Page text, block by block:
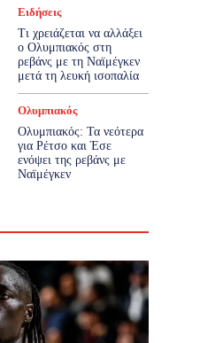
Ειδήσεις
Τι χρειάζεται να αλλάξει
ο Ολυμπιακός στη
ρεβάνς με τη Ναϊμέγκεν
μετά τη λευκή ισοπαλία
Ολυμπιακός
Ολυμπιακός: Τα νεότερα
για Ρέτσο και Έσε
ενόψει της ρεβάνς με
Ναϊμέγκεν